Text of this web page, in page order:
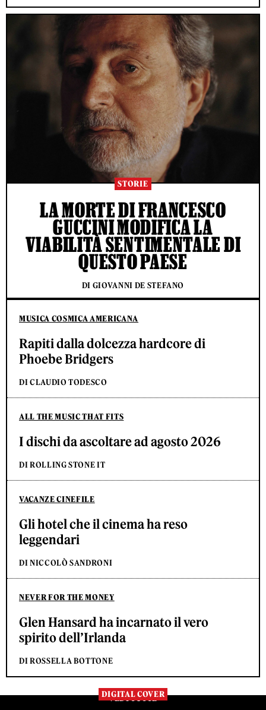
MUSICA COSMICA AMERICANA
Rapiti dalla dolcezza hardcore di
Phoebe Bridgers
DI CLAUDIO TODESCO
ALL THE MUSIC THAT FITS
I dischi da ascoltare ad agosto 2026
DI ROLLING STONE IT
VACANZE CINEFILE
Gli hotel che il cinema ha reso
leggendari
DI NICCOLÒ SANDRONI
NEVER FOR THE MONEY
Glen Hansard ha incarnato il vero
spirito dell’Irlanda
DI ROSSELLA BOTTONE
STORIE
LA MORTE DI FRANCESCO
GUCCINI MODIFICA LA
VIABILITÀ SENTIMENTALE DI
QUESTO PAESE
DI GIOVANNI DE STEFANO
DIGITAL COVER
VEDI TUTTE